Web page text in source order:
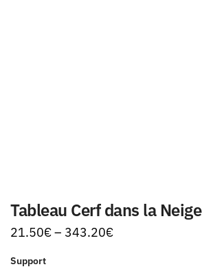
Tableau Cerf dans la Neige
21.50€– 343.20€
Support